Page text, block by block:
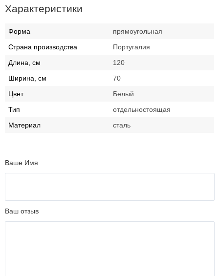
Характеристики
Форма
прямоугольная
Страна производства
Португалия
Длина, см
120
Ширина, см
70
Цвет
Белый
Тип
отдельностоящая
Материал
сталь
Ваше Имя
Ваш отзыв